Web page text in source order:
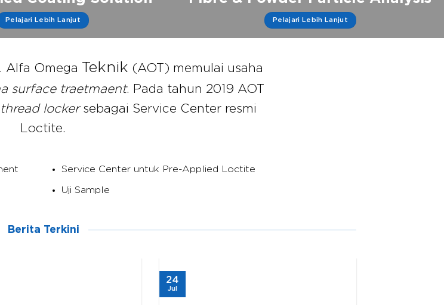
Pelajari Lebih Lanjut Pelajari Lebih Lanjut
Alfa Omega Teknik (AOT) memulai usaha
surface traetmaent. Pada tahun 2019 AOT
lockersebagai Service Center resmi
Loctite.
Service Center untuk Pre-Applied Loctite
Uji Sample
Berita Terkini
24
Jul